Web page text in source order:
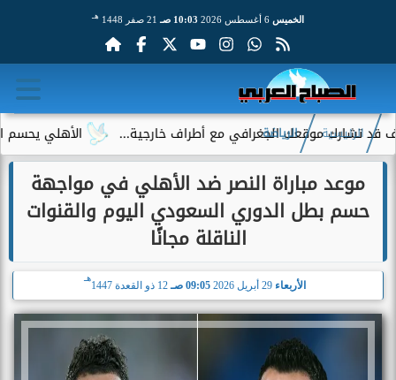
الخميس 10:03 صـ 21 صفر 1448 هـ
الأهلي يحسم الجدل حول الجغرافي مع أطراف خارجية...
الرئيسية الرياضة
موعد مباراة النصر ضد الأهلي في مواجهة
حسم بطل الدوري السعودي اليوم والقنوات
الناقلة مجانًا
الأربعاء 29 أبريل 2026 09:05 صـ 12 ذو القعدة 1447
هـ